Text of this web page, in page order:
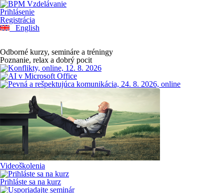
Prihlásenie
Registrácia
English
Odborné kurzy, semináre a tréningy
Poznanie, relax a dobrý pocit
Videoškolenia
Prihláste sa na kurz